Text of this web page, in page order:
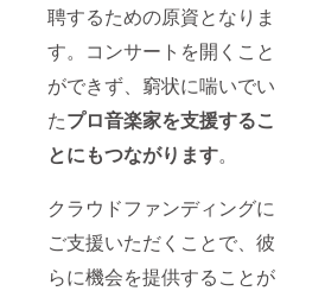
聘するための原資となりま
す。コンサートを開くこと
ができず、窮状に喘いでい
たプロ音楽家を支援するこ
とにもつながります。
クラウドファンディングに
ご支援いただくことで、彼
らに機会を提供することが